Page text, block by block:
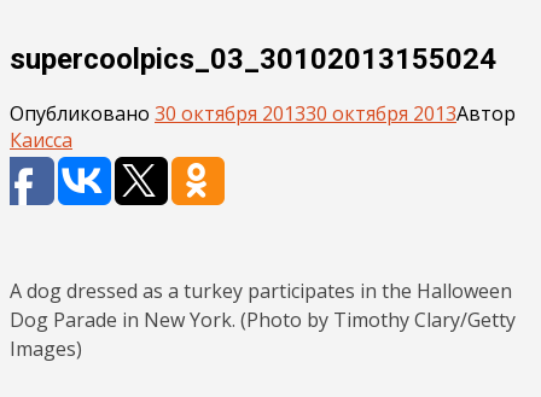
supercoolpics_03_30102013155024
Опубликовано 30 октября 201330 октября 2013Автор
Каисса
A dog dressed as a turkey participates in the Halloween
Dog Parade in New York. (Photo by Timothy Clary/Getty
Images)